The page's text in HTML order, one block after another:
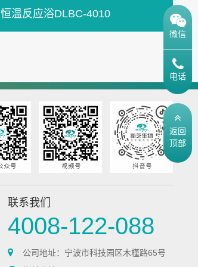
恒温反应浴DLBC-4010
联系我们
4008-122-088
公司地址：宁波市科技园区木槿路65号
微信
电话
返回
顶部